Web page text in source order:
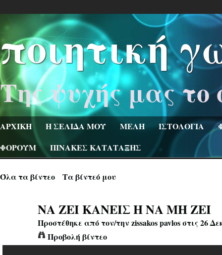
ποιητική
Της ψυχής μας το
ΑΡΧΙΚΗ Η ΣΕΛΙΔΑ ΜΟΥ ΜΕΛΗ ΙΣΤΟΛΟΓΙΑ
ΦΟΡΟΥΜ
ΠΙΝΑΚΕΣ ΚΑΤΑΤΑΞΗΣ
Όλα τα βίντεο Τα βίντεό μου
ΝΑ ΖΕΙ ΚΑΝΕΙΣ Η ΝΑ ΜΗ ΖΕΙ
Προστέθηκε από τον/τηνzissakos pavlosστις 26
Προβολή βίντεο